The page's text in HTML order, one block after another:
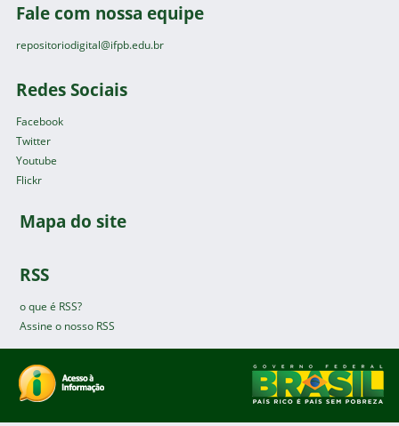
Fale com nossa equipe
repositoriodigital@ifpb.edu.br
Redes Sociais
Facebook
Twitter
Youtube
Flickr
Mapa do site
RSS
o que é RSS?
Assine o nosso RSS